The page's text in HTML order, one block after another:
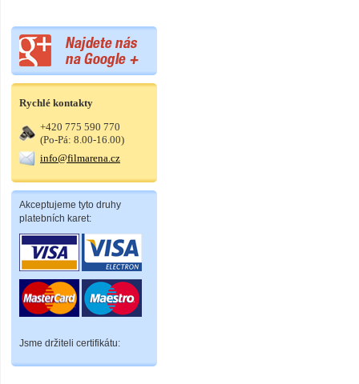
Rychlé kontakty
+420 775 590 770
(Po-Pá: 8.00-16.00)
info@filmarena.cz
Akceptujeme tyto druhy
platebních karet:
Jsme držiteli certifikátu: